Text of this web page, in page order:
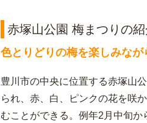
赤塚山公園 梅まつりの紹
色とりどりの梅を楽しみなが
豊川市の中央に位置する赤塚山
られ、赤、白、ピンクの花を咲
むことができる。例年2月中旬